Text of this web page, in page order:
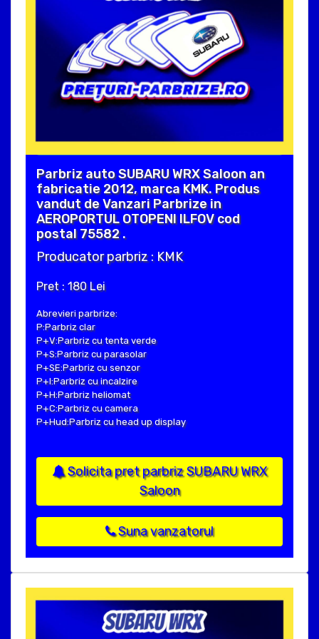
Parbriz auto SUBARU WRX Saloon an
fabricatie 2012, marca KMK. Produs
vandut de Vanzari Parbrize in
AEROPORTUL OTOPENI ILFOV cod
postal 75582 .
Producator parbriz : KMK
Pret : 180 Lei
Abrevieri parbrize:
P:Parbriz clar
P+V:Parbriz cu tenta verde
P+S:Parbriz cu parasolar
P+SE:Parbriz cu senzor
P+I:Parbriz cu incalzire
P+H:Parbriz heliomat
P+C:Parbriz cu camera
P+Hud:Parbriz cu head up display
Solicita pret parbriz SUBARU WRX
Saloon
Suna vanzatorul